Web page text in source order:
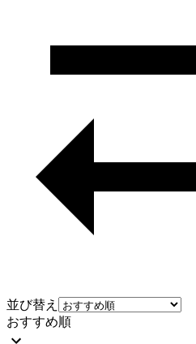
並び替え
おすすめ順